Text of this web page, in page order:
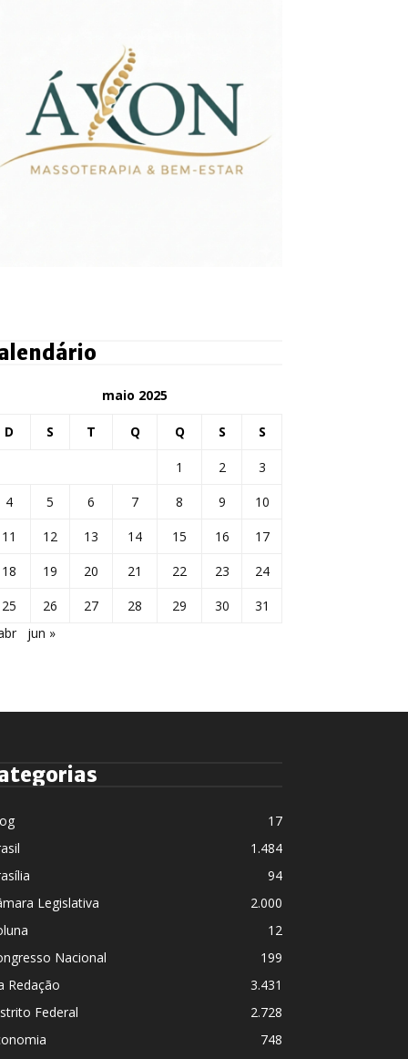
maio 2025
D S T Q Q S S
1 2
3
4
5 6 7 8 9
10
11
12 13 14 15 16
17
18
19 20 21 22 23
24
25
26 27 28 29 30
31
jun »
17
1.484
94
Legislativa
2.000
12
Nacional
199
Redação
3.431
Federal
2.728
748